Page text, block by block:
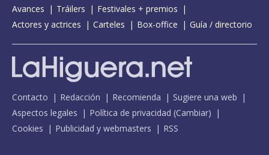
Avances
Tráilers
Festivales + premios
Actores y actrices
Carteles Box-office Guía / directorio
Contacto Redacción Recomienda
Sugiere una web
Aspectos legales
Política de privacidad (Cambiar)
Cookies
Publicidad y webmasters RSS